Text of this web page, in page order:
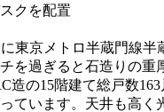
クを配置
東京メトロ半蔵門線
過ぎると石造りの
の15階建て総戸数
ています。天井も高